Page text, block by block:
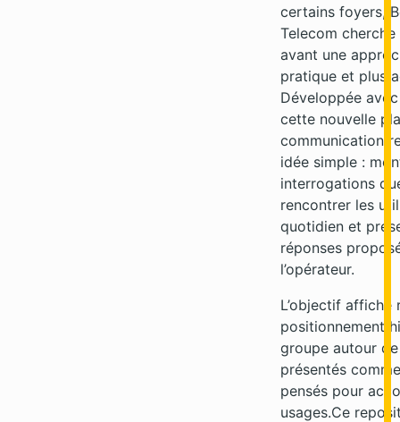
certains foyers,
Telecom
avant une
pratique et plus
Développée avec
cette nouvelle
communication
idée simple :
interrogations
rencontrer les
quotidien et
réponses
l’opérateur.
L’objectif affiché
positionnement
groupe autour
présentés
pensés pour
usages.Ce